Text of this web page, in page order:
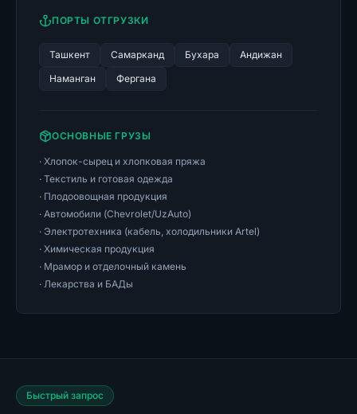
ПОРТЫ ОТГРУЗКИ
Ташкент Самарканд Бухара
Андижан
Наманган
Фергана
ОСНОВНЫЕ ГРУЗЫ
· Хлопок-сырец и хлопковая пряжа
· Текстиль и готовая одежда
· Плодоовощная продукция
· Автомобили (Chevrolet/UzAuto)
· Электротехника (кабель, холодильники Artel)
· Химическая продукция
· Мрамор и отделочный камень
· Лекарства и БАДы
Быстрый запрос